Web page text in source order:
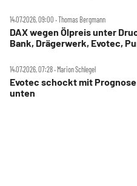
14.07.2026, 09:00 ‧ Thomas Bergmann
DAX wegen Ölpreis unter
Bank, Drägerwerk, Evotec,
14.07.2026, 07:28 ‧ Marion Schlegel
Evotec schockt mit
unten